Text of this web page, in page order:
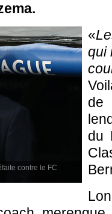
contre le FC
«
qui
de
du